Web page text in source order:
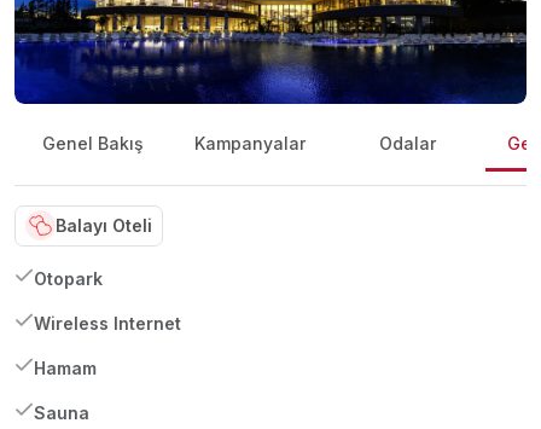
Genel Bakış Kampanyalar Odalar
Balayı Oteli
Otopark
Wireless Internet
Hamam
Sauna